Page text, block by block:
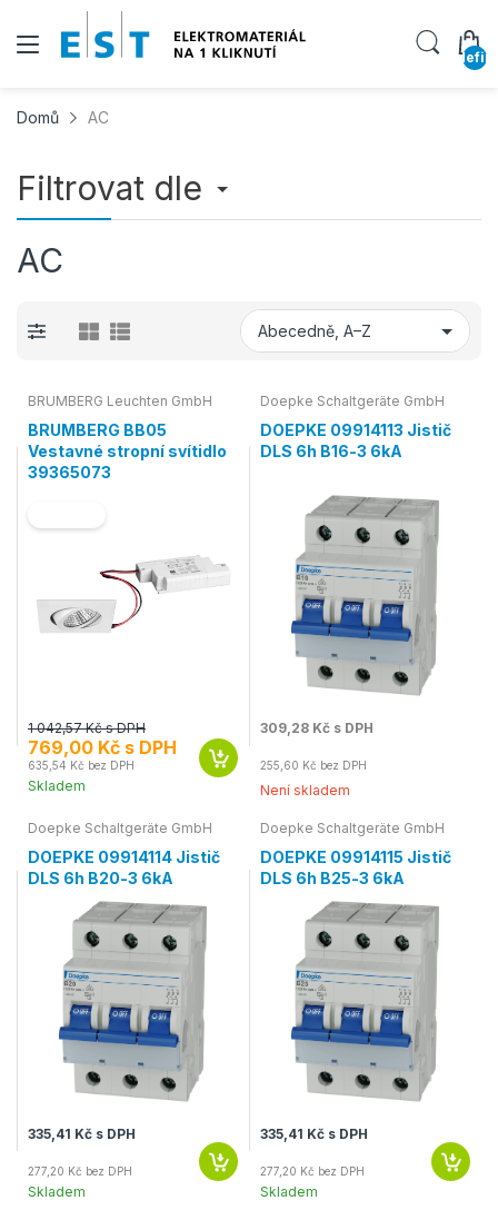
Domů AC
Filtrovat dle
AC
BRUMBERG Leuchten GmbH
BRUMBERG BB05
Vestavné stropní svítidlo
39365073
1 042,57 Kč s DPH
769,00 Kč s DPH
635,54 Kč bez DPH
Skladem
Doepke Schaltgeräte GmbH
DOEPKE 09914113 Jistič
DLS 6h B16-3 6kA
309,28 Kč s DPH
255,60 Kč bez DPH
Není skladem
Doepke Schaltgeräte GmbH
DOEPKE 09914114 Jistič
DLS 6h B20-3 6kA
335,41 Kč s DPH
277,20 Kč bez DPH
Skladem
Doepke Schaltgeräte GmbH
DOEPKE 09914115 Jistič
DLS 6h B25-3 6kA
335,41 Kč s DPH
277,20 Kč bez DPH
Skladem